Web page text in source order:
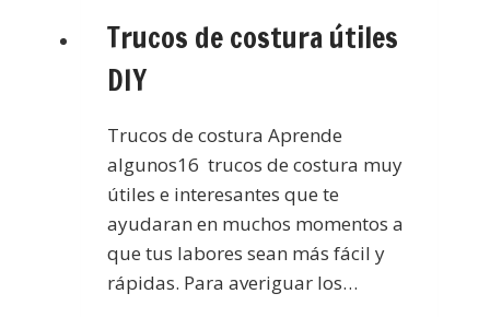
Trucos de costura útiles
DIY
Trucos de costura Aprende
algunos16 trucos de costura muy
útiles e interesantes que te
ayudaran en muchos momentos a
que tus labores sean más fácil y
rápidas. Para averiguar los…